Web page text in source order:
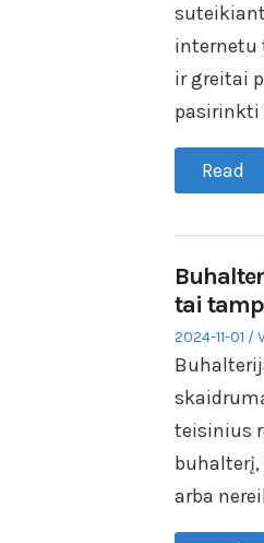
internetu
ir greitai
pasirinkti
Read
tai
Posted
on
2024-11-01
teisinius
arba